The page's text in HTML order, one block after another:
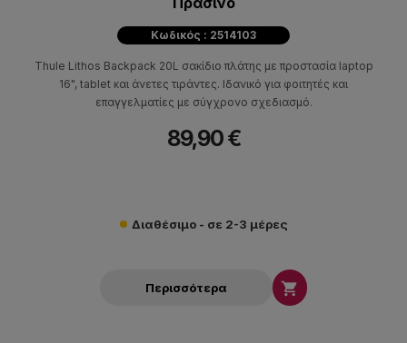
Κωδικός : 2514103
Thule Lithos Backpack 20L σακίδιο πλάτης με προστασία laptop
16", tablet και άνετες τιράντες. Ιδανικό για φοιτητές και
επαγγελματίες με σύγχρονο σχεδιασμό.
89,90 €
Διαθέσιμο - σε 2-3 μέρες
Περισσότερα 